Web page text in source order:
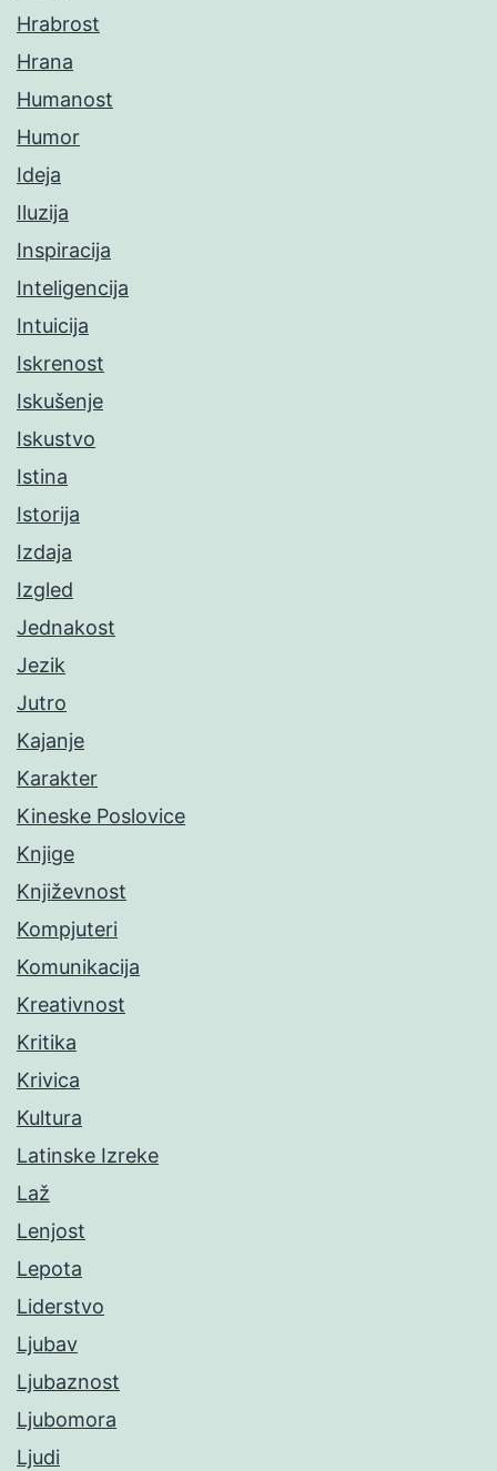
Hrabrost
Hrana
Humanost
Humor
Ideja
Iluzija
Inspiracija
Inteligencija
Intuicija
Iskrenost
Iskušenje
Iskustvo
Istina
Istorija
Izdaja
Izgled
Jednakost
Jezik
Jutro
Kajanje
Karakter
Kineske Poslovice
Knjige
Književnost
Kompjuteri
Komunikacija
Kreativnost
Kritika
Krivica
Kultura
Latinske Izreke
Laž
Lenjost
Lepota
Liderstvo
Ljubav
Ljubaznost
Ljubomora
Ljudi